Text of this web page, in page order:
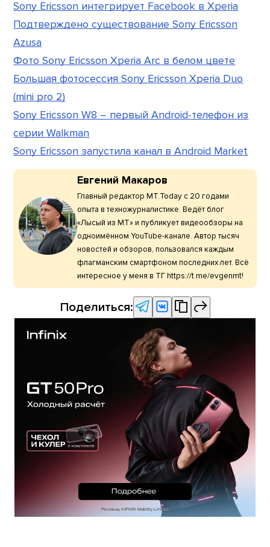
Sony Ericsson интегрирует Facebook в Xperia
Подтверждено существование Sony Ericsson
Azusa
Фото Sony Ericsson Xperia Arc в белом цвете
Большая фотосессия Sony Ericsson Xperia Duo
(mini pro 2)
Sony Ericsson W8 – первый Android-телефон из
серии Walkman
Sony Ericsson запустила канал в Android Market
Евгений Макаров
Главный редактор МТ.Today с 20 годами
опыта в техножурналистике. Ведёт блог
«Лысый из МТ» и публикует видеообзоры на
одноимённом YouTube-канале. Автор тысяч
новостей и обзоров, пользовался каждым
флагманским смартфоном последних лет. Всё
интересное у меня в ТГ https://t.me/evgenmt!
Поделиться: